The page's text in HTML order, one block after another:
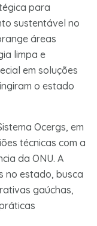
para
sustentável no
áreas
limpa e
em soluções
o estado
Ocergs, em
técnicas com a
da ONU. A
no estado, busca
gaúchas,